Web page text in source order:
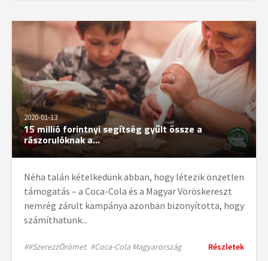
2020-01-13
15 millió forintnyi segítség gyűlt össze a
rászorulóknak a...
Néha talán kételkedünk abban, hogy létezik önzetlen
támogatás – a Coca-Cola és a Magyar Vöröskereszt
nemrég zárult kampánya azonban bizonyította, hogy
számíthatunk...
##SzerezzÖrömet #Coca-Cola Magyarország Részletek